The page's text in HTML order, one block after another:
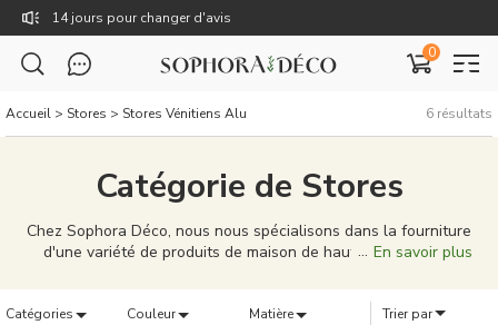
14 jours pour changer d'avis
Livraison gratuite dès 59€
0
Accueil > Stores > Stores Vénitiens Alu 6 résultats
Catégorie de Stores
Chez Sophora Déco, nous nous spécialisons dans la fourniture
d'une variété de produits de maison de haute qualité pour
notre gamme de produits est conçue pour porter votre vie à
En savoir plus
Catégories Couleur Matière Trier par